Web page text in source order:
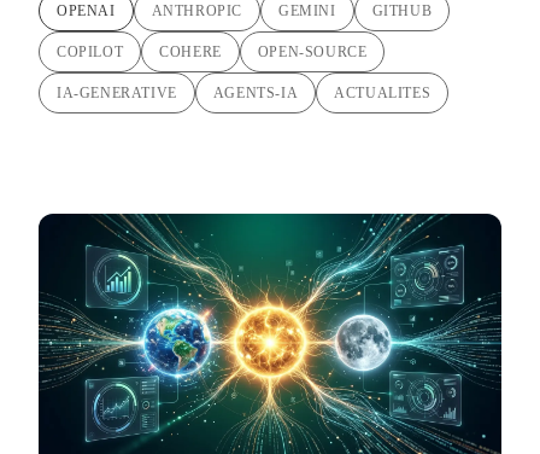
OPENAI ANTHROPIC GEMINI GITHUB
COPILOT COHERE OPEN-SOURCE
IA-GENERATIVE AGENTS-IA ACTUALITES